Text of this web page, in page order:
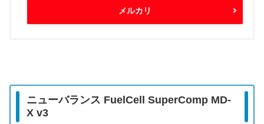
メルカリ
ニューバランス FuelCell SuperComp MD-
X v3